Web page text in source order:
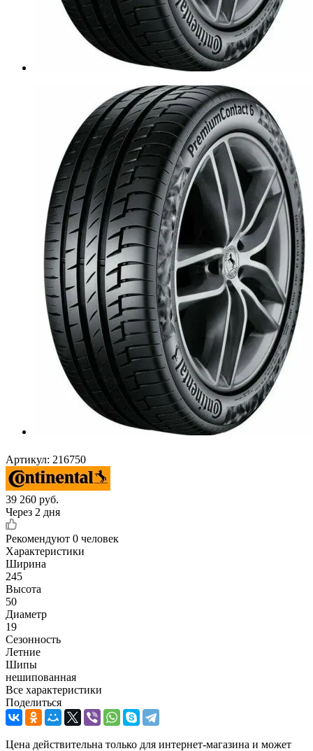
Артикул: 216750
39 260 руб.
Через 2 дня
Рекомендуют 0 человек
Характеристики
Ширина
245
Высота
50
Диаметр
19
Сезонность
Летние
Шипы
нешипованная
Все характеристики
Поделиться
Цена действительна только для интернет-магазина и может